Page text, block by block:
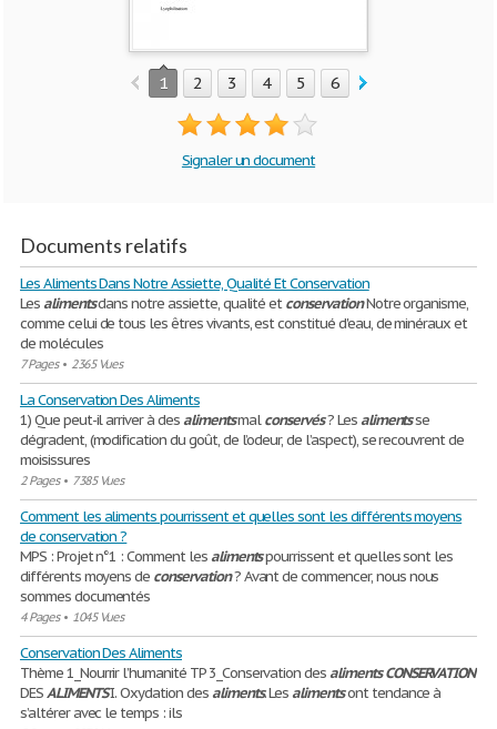
1 2 3 4 5 6 7
Signaler un document
Documents relatifs
Les Aliments Dans Notre Assiette, Qualité Et Conservation
Lesalimentsdans notre assiette, qualité etconservationNotre organisme,
comme celui de tous les êtres vivants, est constitué d'eau, de minéraux et
de molécules
7 Pages• 2365 Vues
La Conservation Des Aliments
1) Que peut-il arriver à desalimentsmalconservés? Lesalimentsse
dégradent, (modification du goût, de l’odeur, de l’aspect), se recouvrent de
moisissures
2 Pages• 7385 Vues
Comment les aliments pourrissent et quelles sont les différents moyens
de conservation ?
MPS : Projet n°1 : Comment lesalimentspourrissent et quelles sont les
différents moyens de conservation? Avant de commencer, nous nous
sommes documentés
4 Pages• 1045 Vues
Conservation Des Aliments
Thème 1_Nourrir l’humanité TP 3_Conservation desaliments CONSERVATION
DESALIMENTSI. Oxydation desaliments. Lesalimentsont tendance à
s’altérer avec le temps : ils